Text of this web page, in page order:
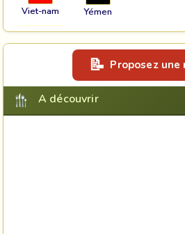
Viet-nam Yémen
Proposez
A découvrir